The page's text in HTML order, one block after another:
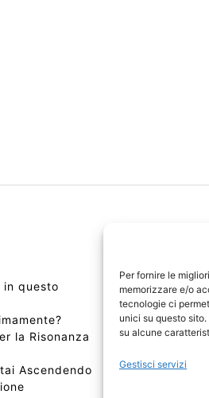
Per fornire le
memorizzare e/o
tecnologie ci
unici su questo
su alcune
Gestisci servizi
in questo
la Risonanza
Ascendendo
Copyright
Edizioni
Chi Siamo:
📰
Sitemap-